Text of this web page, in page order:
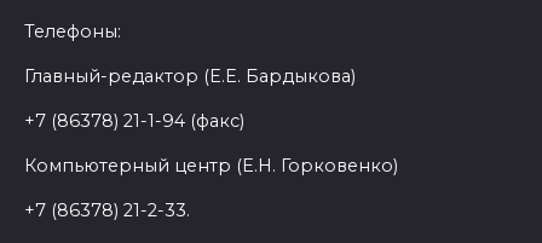
Телефоны:
Главный-редактор (Е.Е. Бардыкова)
+7 (86378) 21-1-94 (факс)
Компьютерный центр (Е.Н. Горковенко)
+7 (86378) 21-2-33.